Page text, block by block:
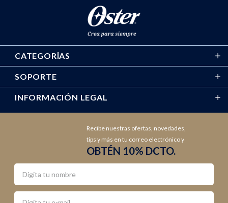
CATEGORÍAS
SOPORTE
INFORMACIÓN LEGAL
Recibe nuestras ofertas, novedades,
tips y más en tu correo electrónico y
OBTÉN 10% DCTO.
Nombre
Email